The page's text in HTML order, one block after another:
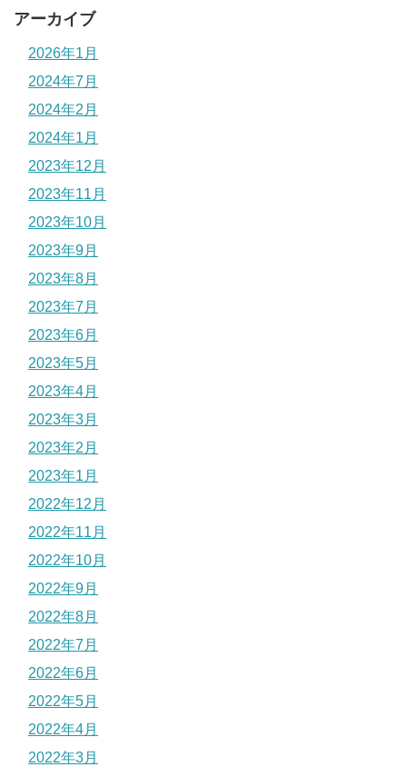
アーカイブ
2026年1月
2024年7月
2024年2月
2024年1月
2023年12月
2023年11月
2023年10月
2023年9月
2023年8月
2023年7月
2023年6月
2023年5月
2023年4月
2023年3月
2023年2月
2023年1月
2022年12月
2022年11月
2022年10月
2022年9月
2022年8月
2022年7月
2022年6月
2022年5月
2022年4月
2022年3月